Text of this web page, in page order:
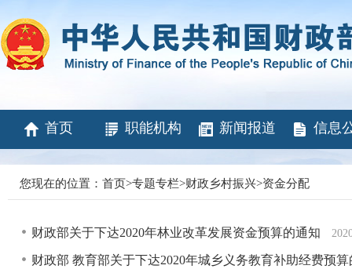
首页 职能机构 新闻报道 信息
您现在的位置： 首页>专题专栏>财政乡村振兴>资金分配
财政部关于下达2020年林业改革发展资金预算的通知
财政部 教育部关于下达2020年城乡义务教育补助经费预